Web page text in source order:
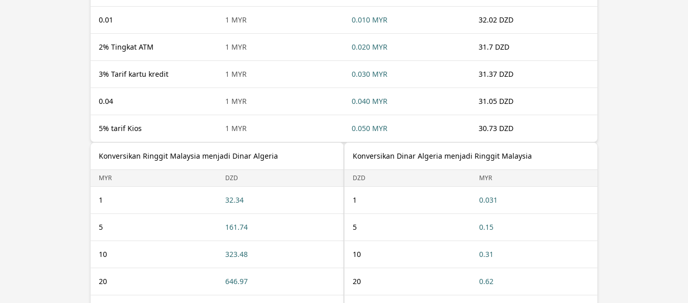
0.01 1 MYR 0.010 MYR 32.02 DZD
2% Tingkat ATM 1 MYR 0.020 MYR 31.7 DZD
3% Tarif kartu kredit 1 MYR 0.030 MYR 31.37 DZD
0.04 1 MYR 0.040 MYR 31.05 DZD
5% tarif Kios 1 MYR 0.050 MYR 30.73 DZD
Konversikan Ringgit Malaysia menjadi Dinar Algeria
MYR DZD
1 32.34
5 161.74
10 323.48
20 646.97
Konversikan Dinar Algeria menjadi Ringgit Malaysia
DZD MYR
1 0.031
5 0.15
10 0.31
20 0.62